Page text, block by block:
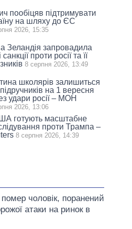
пообіцяв підтримувати
на шляху до ЄС
2026, 15:35
Зеландія запровадила
санкції проти росії та її
8 серпня 2026, 13:49
школярів залишиться
на 1 вересня
удари росії – МОН
2026, 13:06
готують масштабне
проти Трампа –
8 серпня 2026, 14:39
чоловік, поранений
атаки на ринок в